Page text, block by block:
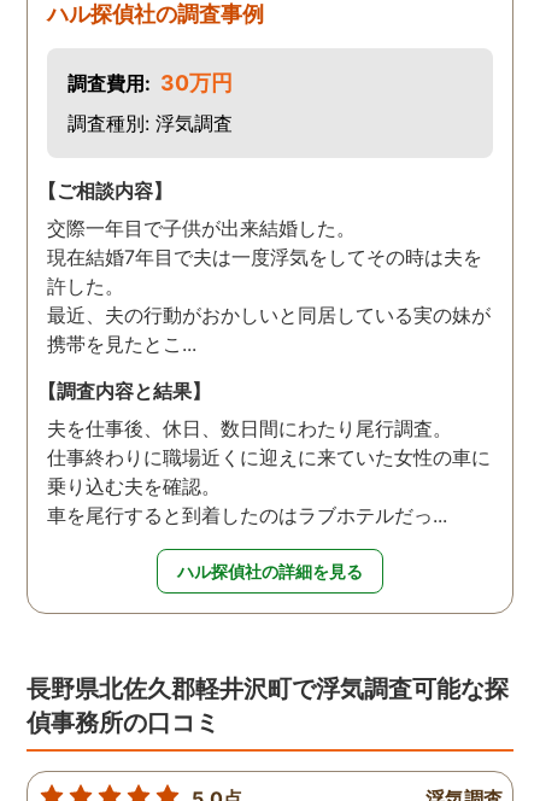
ハル探偵社の調査事例
調査費用: 30万円
調査種別: 浮気調査
【ご相談内容】
交際一年目で子供が出来結婚した。
現在結婚7年目で夫は一度浮気をしてその時は夫を
許した。
最近、夫の行動がおかしいと同居している実の妹が
携帯を見たとこ...
【調査内容と結果】
夫を仕事後、休日、数日間にわたり尾行調査。
仕事終わりに職場近くに迎えに来ていた女性の車に
乗り込む夫を確認。
車を尾行すると到着したのはラブホテルだっ...
ハル探偵社の詳細を見る
長野県北佐久郡軽井沢町で浮気調査可能な探
偵事務所の口コミ